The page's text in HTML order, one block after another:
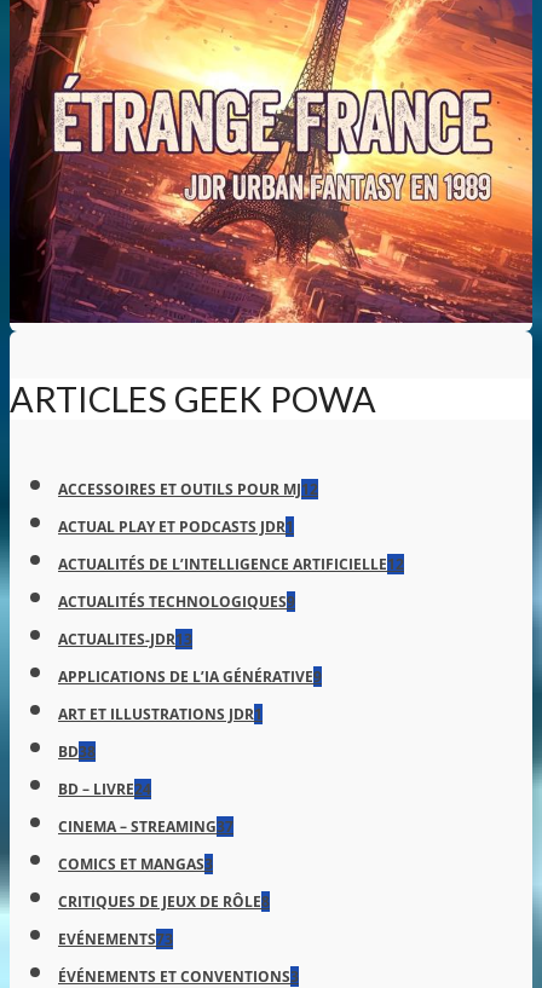
ARTICLES GEEK POWA
ACCESSOIRES ET OUTILS POUR MJ12
ACTUAL PLAY ET PODCASTS JDR1
ACTUALITÉS DE L’INTELLIGENCE ARTIFICIELLE12
ACTUALITÉS TECHNOLOGIQUES9
ACTUALITES-JDR13
APPLICATIONS DE L’IA GÉNÉRATIVE9
ART ET ILLUSTRATIONS JDR1
BD38
BD – LIVRE24
CINEMA – STREAMING37
COMICS ET MANGAS3
CRITIQUES DE JEUX DE RÔLE8
EVÉNEMENTS73
ÉVÉNEMENTS ET CONVENTIONS3